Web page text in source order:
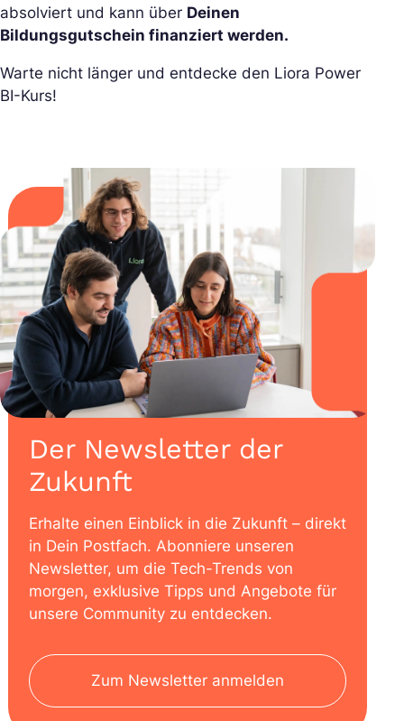
absolviert und kann über Deinen
Bildungsgutschein finanziert werden.
Warte nicht länger und entdecke den Liora Power
BI-Kurs!
Der Newsletter der
Zukunft
Erhalte einen Einblick in die Zukunft – direkt
in Dein Postfach. Abonniere unseren
Newsletter, um die Tech-Trends von
morgen, exklusive Tipps und Angebote für
unsere Community zu entdecken.
Zum Newsletter anmelden